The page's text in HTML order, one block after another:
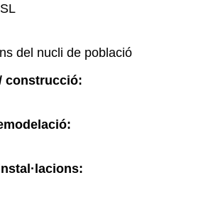
del nucli de població
construcció: